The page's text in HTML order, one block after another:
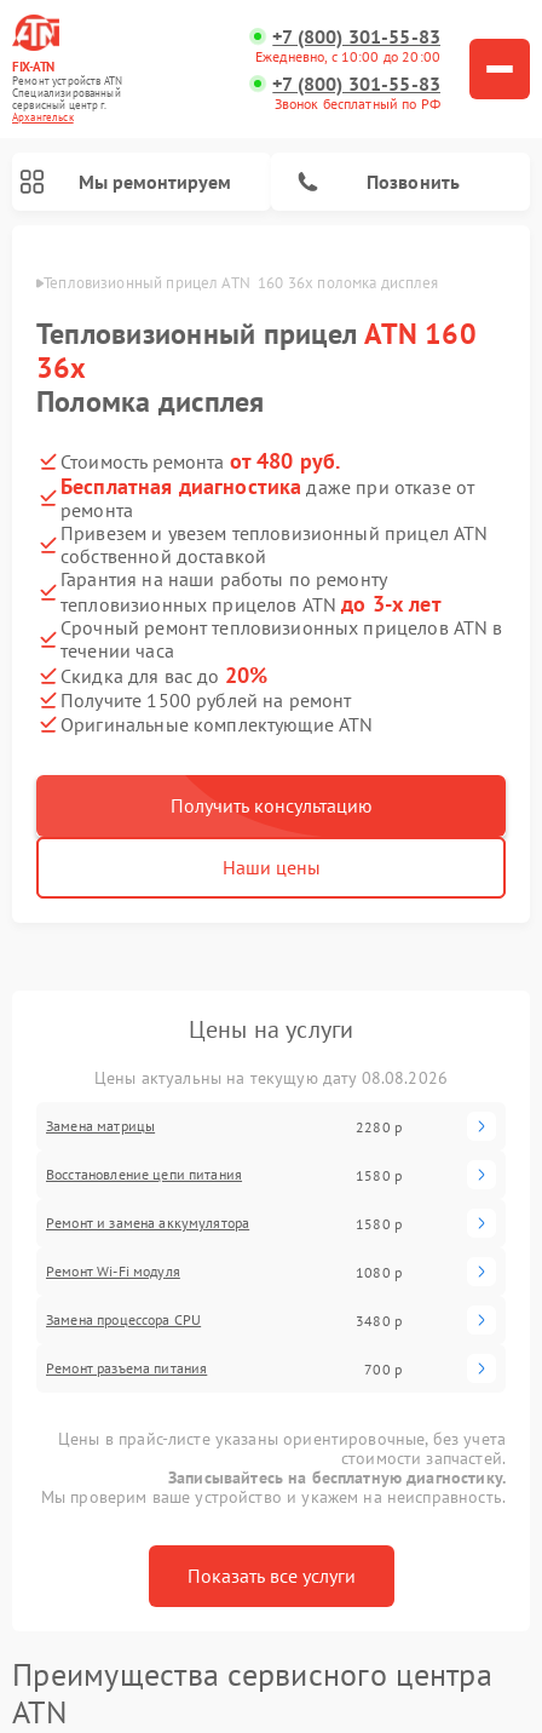
FIX-ATN
Ремонт устройств ATN
Специализированный
cервисный центр г.
Архангельск
+7 (800) 301-55-83
Ежедневно, с 10:00 до 20:00
+7 (800) 301-55-83
Звонок бесплатный по РФ
Мы ремонтируем Позвонить
Тепловизионный прицел ATN  160 36x поломка дисплея
Тепловизионный прицелATN 160
36x
Поломка дисплея
Стоимость ремонта от 480 руб.
Бесплатная диагностика даже при отказе от
ремонта
Привезем и увезем тепловизионный прицел ATN
собственной доставкой
Гарантия на наши работы по ремонту
тепловизионных прицелов ATNдо 3-х лет
Срочный ремонт тепловизионных прицелов ATN в
течении часа
Скидка для вас до 20%
Получите 1500 рублей на ремонт
Оригинальные комплектующие ATN
Получить консультацию
Наши цены
Цены на услуги
Цены актуальны на текущую дату 08.08.2026
Замена матрицы 2280 р
Восстановление цепи питания 1580 р
Ремонт и замена аккумулятора 1580 р
Ремонт Wi-Fi модуля 1080 р
Замена процессора CPU 3480 р
Ремонт разъема питания 700 р
Цены в прайс-листе указаны ориентировочные, без учета
стоимости запчастей.
Записывайтесь на бесплатную диагностику.
Мы проверим ваше устройство и укажем на неисправность.
Показать все услуги
Преимущества сервисного центра
ATN